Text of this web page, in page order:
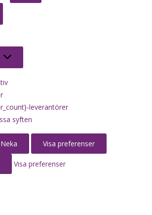
leverantörer
syften
Neka Visa preferenser
Visa preferenser